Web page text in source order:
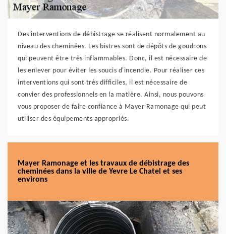
Des interventions de débistrage se réalisent normalement au
niveau des cheminées. Les bistres sont de dépôts de goudrons
qui peuvent être très inflammables. Donc, il est nécessaire de
les enlever pour éviter les soucis d'incendie. Pour réaliser ces
interventions qui sont très difficiles, il est nécessaire de
convier des professionnels en la matière. Ainsi, nous pouvons
vous proposer de faire confiance à Mayer Ramonage qui peut
utiliser des équipements appropriés.
Mayer Ramonage et les travaux de débistrage des
cheminées dans la ville de Yevre Le Chatel et ses
environs